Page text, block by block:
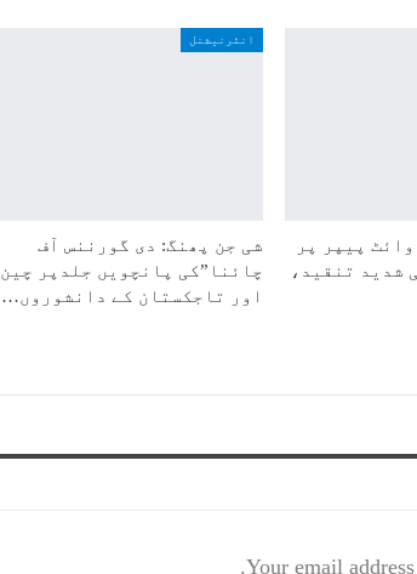
پیپر پر
شدید تنقید،
انٹرنیشنل
شی جن پھنگ: دی گورننس آف
چائنا”کی پانچویں جلدپر چین
اور تاجکستان کے دانشوروں…
Your email